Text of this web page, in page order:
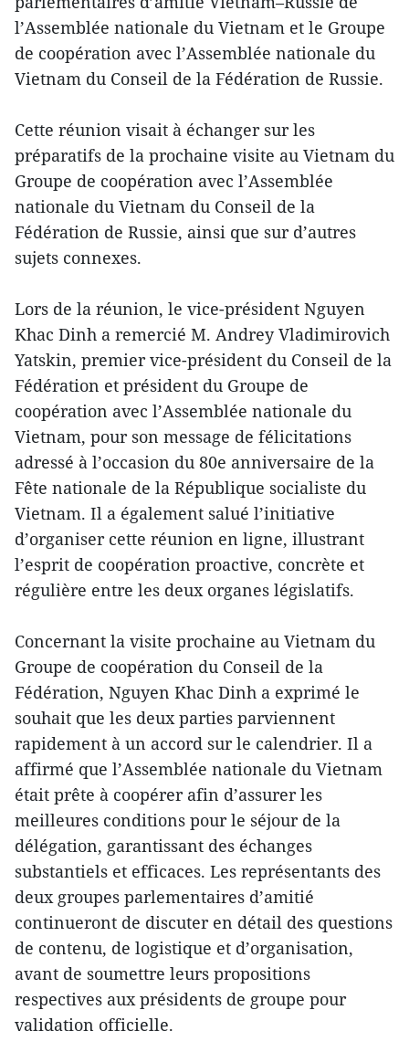
l’Assemblée nationale du Vietnam et le Groupe
de coopération avec l’Assemblée nationale du
Vietnam du Conseil de la Fédération de Russie.
Cette réunion visait à échanger sur les
préparatifs de la prochaine visite au Vietnam du
Groupe de coopération avec l’Assemblée
nationale du Vietnam du Conseil de la
Fédération de Russie, ainsi que sur d’autres
sujets connexes.
Lors de la réunion, le vice-président Nguyen
Khac Dinh a remercié M. Andrey Vladimirovich
Yatskin, premier vice-président du Conseil de la
Fédération et président du Groupe de
coopération avec l’Assemblée nationale du
Vietnam, pour son message de félicitations
adressé à l’occasion du 80e anniversaire de la
Fête nationale de la République socialiste du
Vietnam. Il a également salué l’initiative
d’organiser cette réunion en ligne, illustrant
l’esprit de coopération proactive, concrète et
régulière entre les deux organes législatifs.
Concernant la visite prochaine au Vietnam du
Groupe de coopération du Conseil de la
Fédération, Nguyen Khac Dinh a exprimé le
souhait que les deux parties parviennent
rapidement à un accord sur le calendrier. Il a
affirmé que l’Assemblée nationale du Vietnam
était prête à coopérer afin d’assurer les
meilleures conditions pour le séjour de la
délégation, garantissant des échanges
substantiels et efficaces. Les représentants des
deux groupes parlementaires d’amitié
continueront de discuter en détail des questions
de contenu, de logistique et d’organisation,
avant de soumettre leurs propositions
respectives aux présidents de groupe pour
validation officielle.